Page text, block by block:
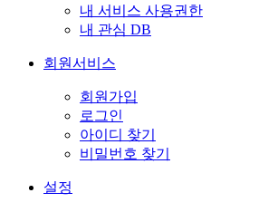
내 서비스 사용권한
내 관심 DB
회원서비스
회원가입
로그인
아이디 찾기
비밀번호 찾기
설정